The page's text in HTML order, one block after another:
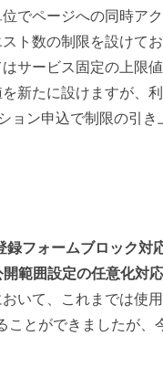
でページへの同時ア
ト数の制限を設けて
サービス固定の上限
新たに設けますが、
ョン申込で制限の引き
録フォームブロック対
範囲設定の任意化対応
いて、これまでは使
ことができましたが